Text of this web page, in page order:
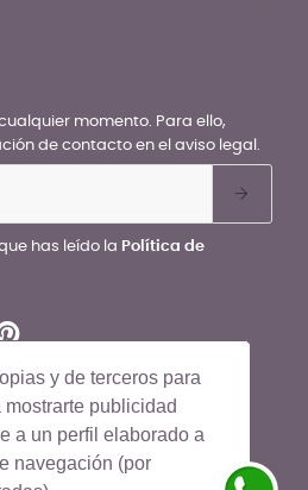
y de terceros para
publicidad
a un perfil elaborado a
navegación (por
momento. Para ello,
de contacto en el aviso legal.
has leído la Política de
los derechos reservados